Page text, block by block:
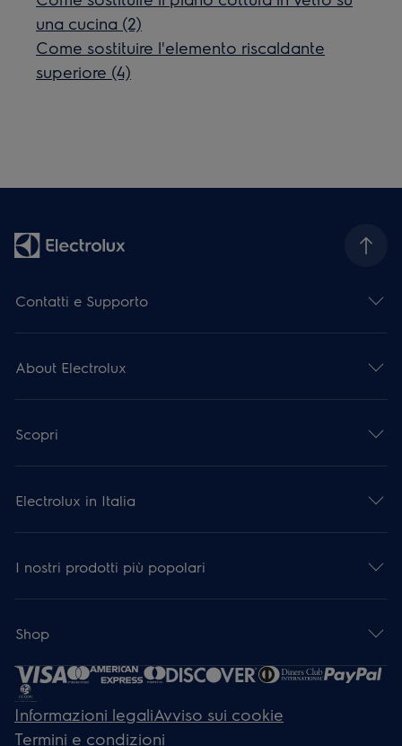
una cucina (2)
Come sostituire l'elemento riscaldante
superiore (4)
Contatti e Supporto
About Electrolux
Scopri
Electrolux in Italia
I nostri prodotti più popolari
Shop
Informazioni legaliAvviso sui cookie
Termini e condizioni